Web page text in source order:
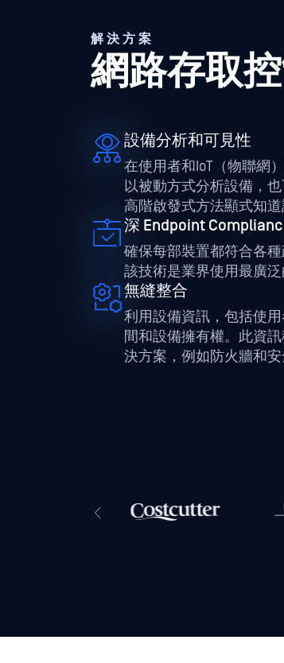
解決方案
網路存取
設備分析和可見性
在使用者和IoT（物聯網
以被動方式分析設備，
高階啟發式方法顯式知道
深 Endpoint
確保每部裝置都符合各種
該技術是業界使用最廣泛
無縫整合
利用設備資訊，包括使用
間和設備擁有權。此資
決方案，例如防火牆和安